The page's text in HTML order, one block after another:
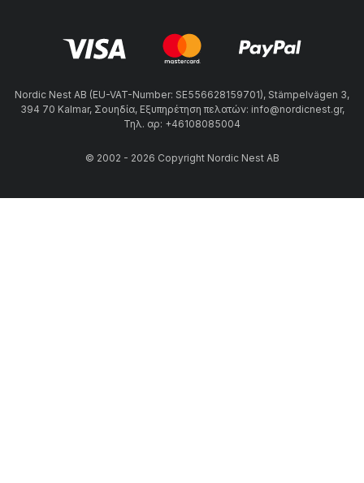
Nordic Nest AB (EU-VAT-Number: SE556628159701), Stämpelvägen 3,
394 70 Kalmar, Σουηδία, Εξυπηρέτηση πελατών: info@nordicnest.gr,
Τηλ. αρ: +46108085004
© 2002 - 2026 Copyright Nordic Nest AB